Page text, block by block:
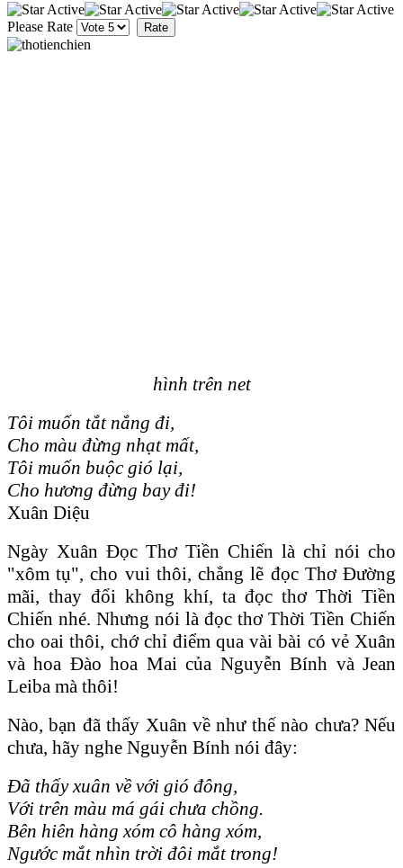
Please Rate
hình trên net
Tôi muốn tắt nắng đi,
Cho màu đừng nhạt mất,
Tôi muốn buộc gió lại,
Cho hương đừng bay đi!
Xuân Diệu
Ngày Xuân Đọc Thơ Tiền Chiến là chỉ nói cho
"xôm tụ", cho vui thôi, chẳng lẽ đọc Thơ Đường
mãi, thay đổi không khí, ta đọc thơ Thời Tiền
Chiến nhé. Nhưng nói là đọc thơ Thời Tiền Chiến
cho oai thôi, chớ chỉ điểm qua vài bài có vẻ Xuân
và hoa Đào hoa Mai của Nguyễn Bính và Jean
Leiba mà thôi!
Nào, bạn đã thấy Xuân về như thế nào chưa? Nếu
chưa, hãy nghe Nguyễn Bính nói đây:
Đã thấy xuân về với gió đông,
Với trên màu má gái chưa chồng.
Bên hiên hàng xóm cô hàng xóm,
Ngước mắt nhìn trời đôi mắt trong!